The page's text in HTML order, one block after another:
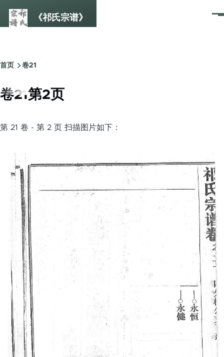
《祁氏宗谱》
菜
面
包
屑
首页 卷21
卷21第2页
第 21 卷 - 第 2 页 扫描图片如下：